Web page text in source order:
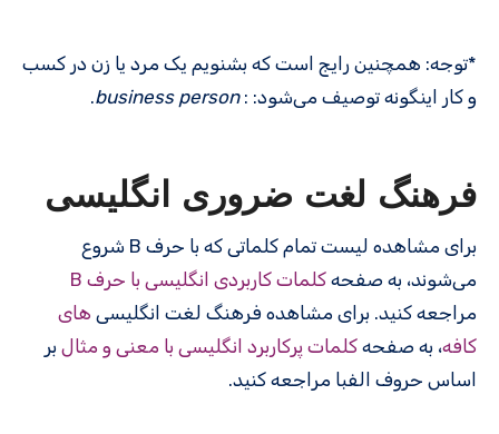
*توجه: همچنین رایج است که بشنویم یک مرد یا زن در کسب
و کار اینگونه توصیف می‌شود: :business person
.
فرهنگ لغت ضروری انگلیسی
برای مشاهده لیست تمام کلماتی که با حرف B شروع
می‌شوند، به صفحه کلمات کاربردی انگلیسی با حرف B
مراجعه کنید. برای مشاهده فرهنگ لغت انگلیسی های
کافه، به صفحه کلمات پرکاربرد انگلیسی با معنی و مثال بر
اساس حروف الفبا مراجعه کنید.